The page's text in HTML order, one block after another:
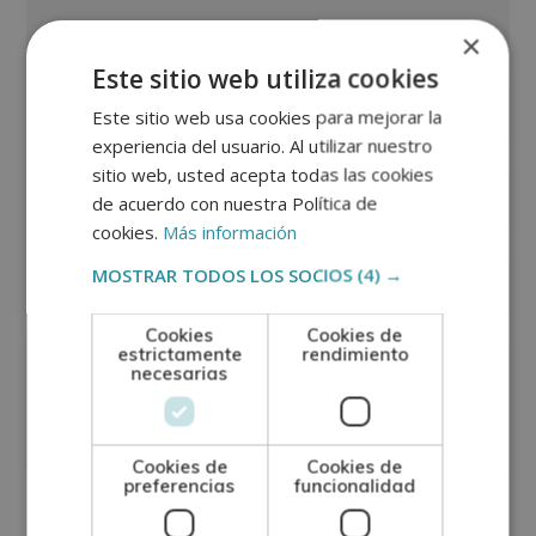
×
Este sitio web utiliza cookies
Este sitio web usa cookies para mejorar la
experiencia del usuario. Al utilizar nuestro
sitio web, usted acepta todas las cookies
de acuerdo con nuestra Política de
cookies. Más información
MOSTRAR TODOS LOS SOCIOS (4) →
Cookies
estrictamente
necesarias
Cookies de
rendimiento
Cookies de
preferencias
Cookies de
funcionalidad